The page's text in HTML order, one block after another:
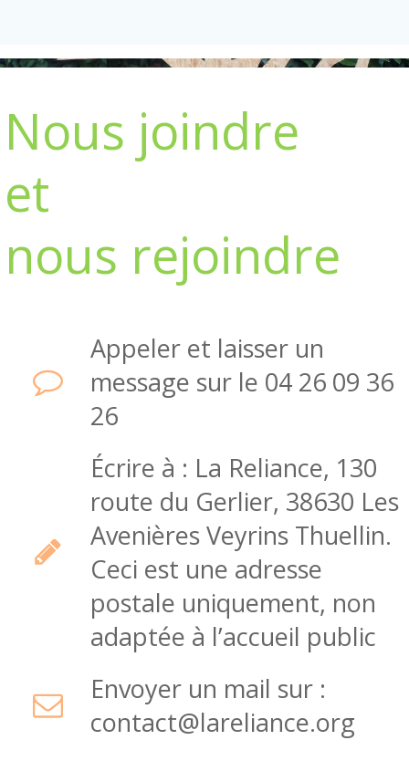
Nous joindre
et
nous rejoindre
Appeler et laisser un
message sur le 04 26 09 36
26
Écrire à : La Reliance, 130
route du Gerlier, 38630 Les
Avenières Veyrins Thuellin.
Ceci est une adresse
postale uniquement, non
adaptée à l’accueil public
Envoyer un mail sur :
contact@lareliance.org